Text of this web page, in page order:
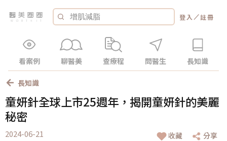
登入 ／註冊
看案例 聊醫美 查療程 問醫生 長知識
長知識
童妍針全球上市25週年，揭開童妍針的美麗
秘密
2024-06-21 收藏 分享